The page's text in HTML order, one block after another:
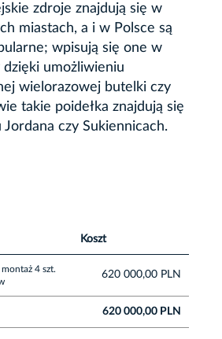
zdroje znajdują się w
miastach, a i w Polsce są
wpisują się one w
umożliwieniu
wielorazowej butelki czy
takie poidełka znajdują się
czy Sukiennicach.
Koszt
4 szt.
620 000,00 PLN
620 000,00 PLN